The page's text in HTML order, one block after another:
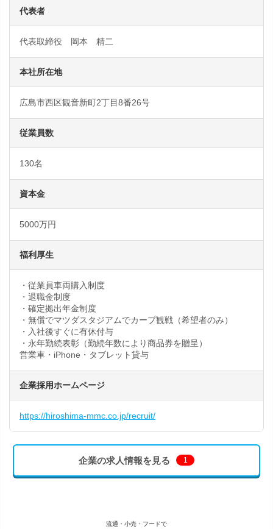
代表者
代表取締役 岡本 精二
本社所在地
広島市西区観音新町2丁目8番26号
従業員数
130名
資本金
5000万円
福利厚生
・従業員車両購入制度
・退職金制度
・確定拠出年金制度
・無償でマツダスタジアムでカープ観戦（希望者のみ）
・入社後すぐに有休付与
・永年勤続表彰（勤続年数により商品券を贈呈）
営業車・iPhone・タブレット貸与
企業採用ホームページ
https://hiroshima-mmc.co.jp/recruit/
企業の求人情報を見る 1
流通・小売・フードで